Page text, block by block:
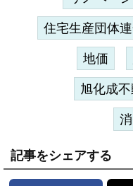
住宅生産団体
地価
旭化成
記事をシェアする